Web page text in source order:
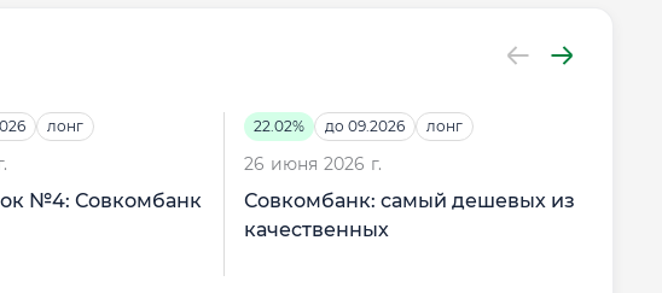
лонг
№4: Совкомбанк
22.02% до 09.2026 лонг
26 июня 2026 г.
Совкомбанк: самый дешевых из
качественных